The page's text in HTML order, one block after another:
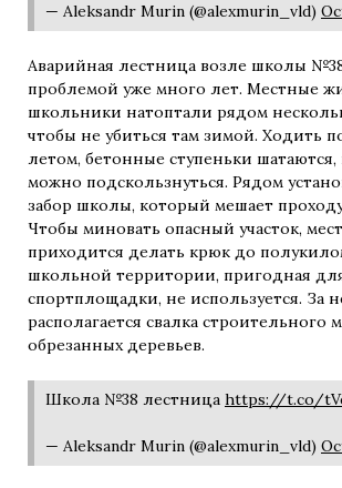
— Aleksandr Murin (@alexmurin_vld)
Аварийная лестница возле школы
проблемой уже много лет. Местные
школьники натоптали рядом
чтобы не убиться там зимой. Ходить
летом, бетонные ступеньки
можно подскользнуться. Рядом
забор школы, который мешает
Чтобы миновать опасный участок,
приходится делать крюк до
школьной территории, пригодная
спортплощадки, не используется. За
располагается свалка строительного
обрезанных деревьев.
Школа №38 лестница https://t.co/
— Aleksandr Murin (@alexmurin_vld)